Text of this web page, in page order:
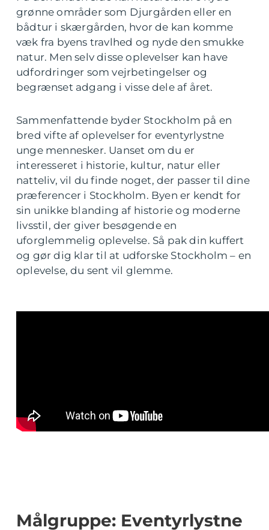
grønne områder som Djurgården eller en
bådtur i skærgården, hvor de kan komme
væk fra byens travlhed og nyde den smukke
natur. Men selv disse oplevelser kan have
udfordringer som vejrbetingelser og
begrænset adgang i visse dele af året.
Sammenfattende byder Stockholm på en
bred vifte af oplevelser for eventyrlystne
unge mennesker. Uanset om du er
interesseret i historie, kultur, natur eller
natteliv, vil du finde noget, der passer til dine
præferencer i Stockholm. Byen er kendt for
sin unikke blanding af historie og moderne
livsstil, der giver besøgende en
uforglemmelig oplevelse. Så pak din kuffert
og gør dig klar til at udforske Stockholm – en
oplevelse, du sent vil glemme.
Målgruppe: Eventyrlystne